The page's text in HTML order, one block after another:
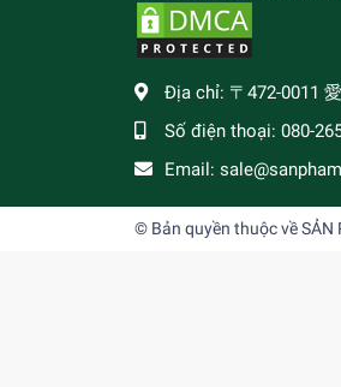
Địa chỉ: 〒472-0011
Số điện thoại: 080-
Email:
© Bản quyền thuộc vềSẢN